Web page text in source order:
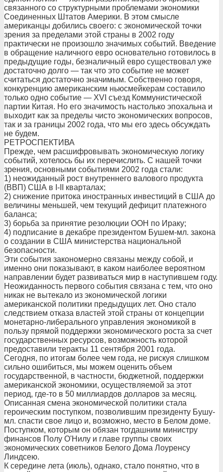
связанного со структурными проблемами экономики
Соединенных Штатов Америки. В этом смысле
американцы добились своего: с экономической точки
зрения за пределами этой страны в 2002 году
практически не произошло значимых событий. Введение
в обращение наличного евро основательно готовилось в
предыдущие годы, безналичный евро существовал уже
достаточно долго — так что это событие не может
считаться достаточно значимым. Собственно говоря,
конкуренцию американским ньюсмейкерам составило
только одно событие — XVI съезд Коммунистической
партии Китая. Но его значимость настолько эпохальна и
выходит как за пределы чисто экономических вопросов,
так и за границы 2002 года, что мы его здесь обсуждать
не будем.
РЕТРОСПЕКТИВА
Прежде, чем расшифровывать экономическую логику
событий, хотелось бы их перечислить. С нашей точки
зрения, основными событиями 2002 года стали:
1) неожиданный рост внутреннего валового продукта
(ВВП) США в I-II кварталах;
2) снижение притока иностранных инвестиций в США до
величины меньшей, чем текущий дефицит платежного
баланса;
3) борьба за принятие резолюции ООН по Ираку;
4) подписание в декабре президентом Бушем-мл. закона
о создании в США министерства национальной
безопасности.
Эти события закономерно связаны между собой, и
именно они показывают, в каком наиболее вероятном
направлении будет развиваться мир в наступившем году.
Неожиданность первого события связана с тем, что оно
никак не вытекало из экономической логики
американской политики предыдущих лет. Оно стало
следствием отказа властей этой страны от концепции
монетарно-либерального управления экономикой в
пользу прямой поддержки экономического роста за счет
государственных ресурсов, возможность которой
предоставили теракты 11 сентября 2001 года.
Сегодня, по итогам более чем года, не рискуя слишком
сильно ошибиться, мы можем оценить объем
государственной, в частности, бюджетной, поддержки
американской экономики, осуществляемой за этот
период, где-то в 50 миллиардов долларов за месяц.
Описанная смена экономической политики стала
героическим поступком, позволившим президенту Бушу-
мл. спасти свое лицо и, возможно, место в Белом доме.
Поступком, которым он обязан тогдашним министру
финансов Полу О'Нилу и главе группы своих
экономических советников Белого Дома Лоуренсу
Линдсею.
К середине лета (июль), однако, стало понятно, что в